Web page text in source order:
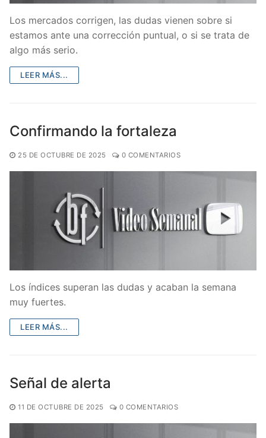
Los mercados corrigen, las dudas vienen sobre si
estamos ante una corrección puntual, o si se trata de
algo más serio.
LEER MÁS...
Confirmando la fortaleza
25 DE OCTUBRE DE 2025 0 COMENTARIOS
Los índices superan las dudas y acaban la semana
muy fuertes.
LEER MÁS...
Señal de alerta
11 DE OCTUBRE DE 2025 0 COMENTARIOS